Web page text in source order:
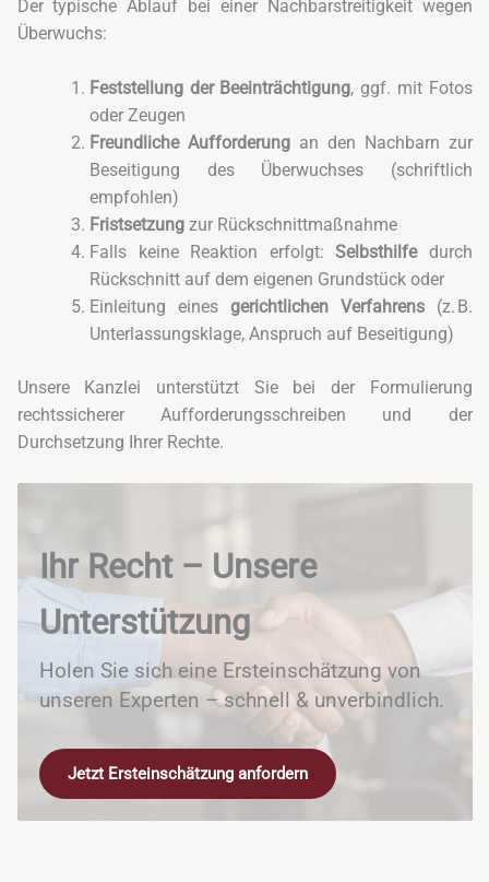
Der typische Ablauf bei einer Nachbarstreitigkeit wegen
Überwuchs:
Feststellung der Beeinträchtigung, ggf. mit Fotos
oder Zeugen
Freundliche Aufforderungan den Nachbarn zur
Beseitigung des Überwuchses (schriftlich
empfohlen)
Fristsetzung zur Rückschnittmaßnahme
Falls keine Reaktion erfolgt: Selbsthilfedurch
Rückschnitt auf dem eigenen Grundstück oder
Einleitung eines gerichtlichen Verfahrens(z. B.
Unterlassungsklage, Anspruch auf Beseitigung)
Unsere Kanzlei unterstützt Sie bei der Formulierung
rechtssicherer Aufforderungsschreiben und der
Durchsetzung Ihrer Rechte.
Ihr Recht – Unsere
Unterstützung
Holen Sie sich eine Ersteinschätzung von
unseren Experten – schnell & unverbindlich.
Jetzt Ersteinschätzung anfordern